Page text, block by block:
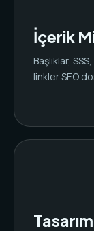
İçerik
Başlıklar,
linkler SEO